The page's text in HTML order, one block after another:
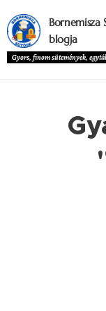
Bornemisza
blogja
Gyors, finom sütemények,